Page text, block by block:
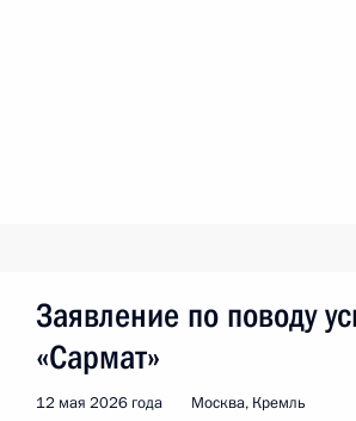
Заявление по поводу
«Сармат»
12 мая 2026 года Москва, Кремль